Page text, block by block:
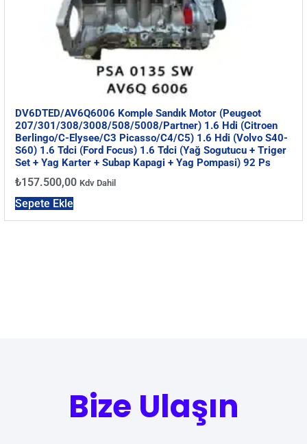
DV6DTED/AV6Q6006 Komple Sandık Motor (Peugeot
207/301/308/3008/508/5008/Partner) 1.6 Hdi (Citroen
Berlingo/C-Elysee/C3 Picasso/C4/C5) 1.6 Hdi (Volvo S40-
S60) 1.6 Tdci (Ford Focus) 1.6 Tdci (Yağ Sogutucu + Triger
Set + Yag Karter + Subap Kapagi + Yag Pompasi) 92 Ps
₺157.500,00 Kdv Dahil
Sepete Ekle
Bize Ulaşın